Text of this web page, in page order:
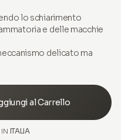
lo schiarimento
e delle macchie
delicato ma
al Carrello
IN ITALIA